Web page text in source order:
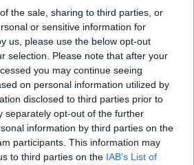
the sale, sharing to third parties, or
or sensitive information for
us, please use the below opt-out
selection. Please note that after your
you may continue seeing
on personal information utilized by
disclosed to third parties prior to
separately opt-out of the further
information by third parties on the
participants. This information may
to third parties on the IAB’s List of
ίδιοι μεγάλους ξύλινους
της Μεγάλης Πέμπτης ενώ
και η τελετή του νιπτήρος